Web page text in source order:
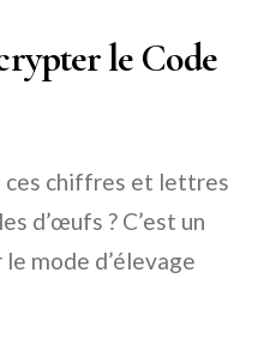
le Code
ces chiffres et lettres
d’œufs ? C’est un
mode d’élevage